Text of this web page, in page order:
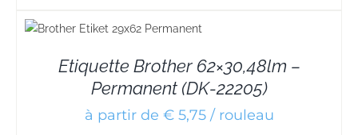
Etiquette Brother 62×30,48lm –
Permanent (DK-22205)
à partir de € 5,75 / rouleau